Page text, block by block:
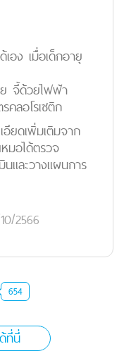
อง เมื่อเด็กอายุ
จี้ด้วยไฟฟ้า
คลอโรเซติก
ยดเพิ่มเติมจาก
มอได้ตรวจ
และวางแผนการ
2566
654
ที่นี่